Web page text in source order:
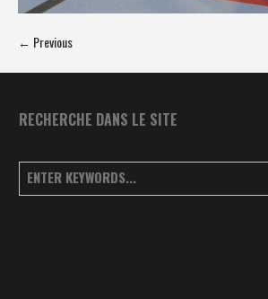
← Previous
RECHERCHE DANS LE SITE